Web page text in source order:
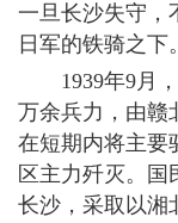
一旦长沙失守，
日军的铁骑之下。
1939年9月
万余兵力，由赣
在短期内将主要
区主力歼灭。国
长沙，采取以湘